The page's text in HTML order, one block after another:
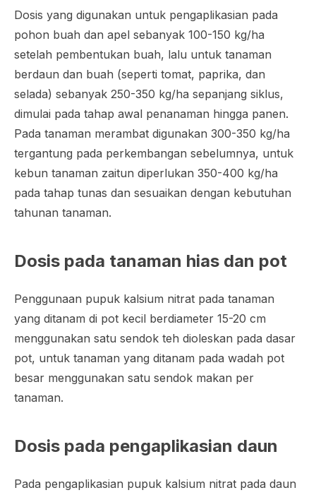
Dosis yang digunakan untuk pengaplikasian pada
pohon buah dan apel sebanyak 100-150 kg/ha
setelah pembentukan buah, lalu untuk tanaman
berdaun dan buah (seperti tomat, paprika, dan
selada) sebanyak 250-350 kg/ha sepanjang siklus,
dimulai pada tahap awal penanaman hingga panen.
Pada tanaman merambat digunakan 300-350 kg/ha
tergantung pada perkembangan sebelumnya, untuk
kebun tanaman zaitun diperlukan 350-400 kg/ha
pada tahap tunas dan sesuaikan dengan kebutuhan
tahunan tanaman.
Dosis pada tanaman hias dan pot
Penggunaan pupuk kalsium nitrat pada tanaman
yang ditanam di pot kecil berdiameter 15-20 cm
menggunakan satu sendok teh dioleskan pada dasar
pot, untuk tanaman yang ditanam pada wadah pot
besar menggunakan satu sendok makan per
tanaman.
Dosis pada pengaplikasian daun
Pada pengaplikasian pupuk kalsium nitrat pada daun